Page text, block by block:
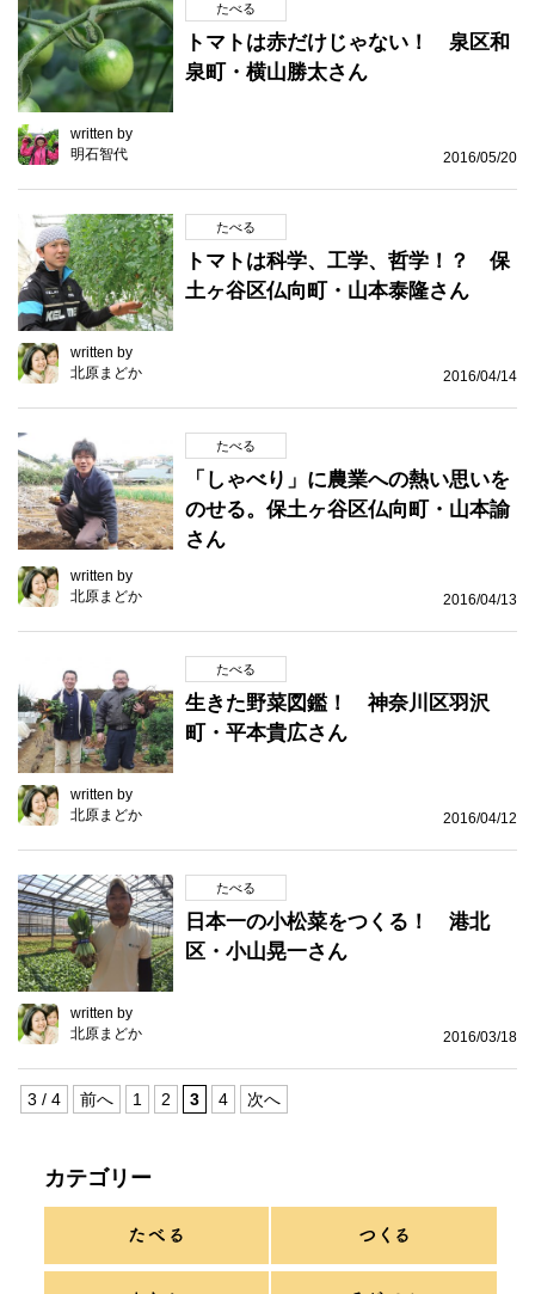
たべる
トマトは赤だけじゃない！ 泉区和
泉町・横山勝太さん
written by
明石智代
2016/05/20
たべる
トマトは科学、工学、哲学！？ 保
土ヶ谷区仏向町・山本泰隆さん
written by
北原まどか
2016/04/14
たべる
「しゃべり」に農業への熱い思いを
のせる。保土ヶ谷区仏向町・山本諭
さん
written by
北原まどか
2016/04/13
たべる
生きた野菜図鑑！ 神奈川区羽沢
町・平本貴広さん
written by
北原まどか
2016/04/12
たべる
日本一の小松菜をつくる！ 港北
区・小山晃一さん
written by
北原まどか
2016/03/18
3 / 4 前へ 1 2 3 4 次へ
カテゴリー